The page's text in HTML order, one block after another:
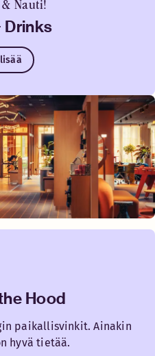
& Nauti!
Drinks
Hood
paikallisvinkit. Ainakin
hyvä tietää.